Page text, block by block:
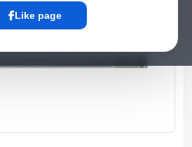
Like page